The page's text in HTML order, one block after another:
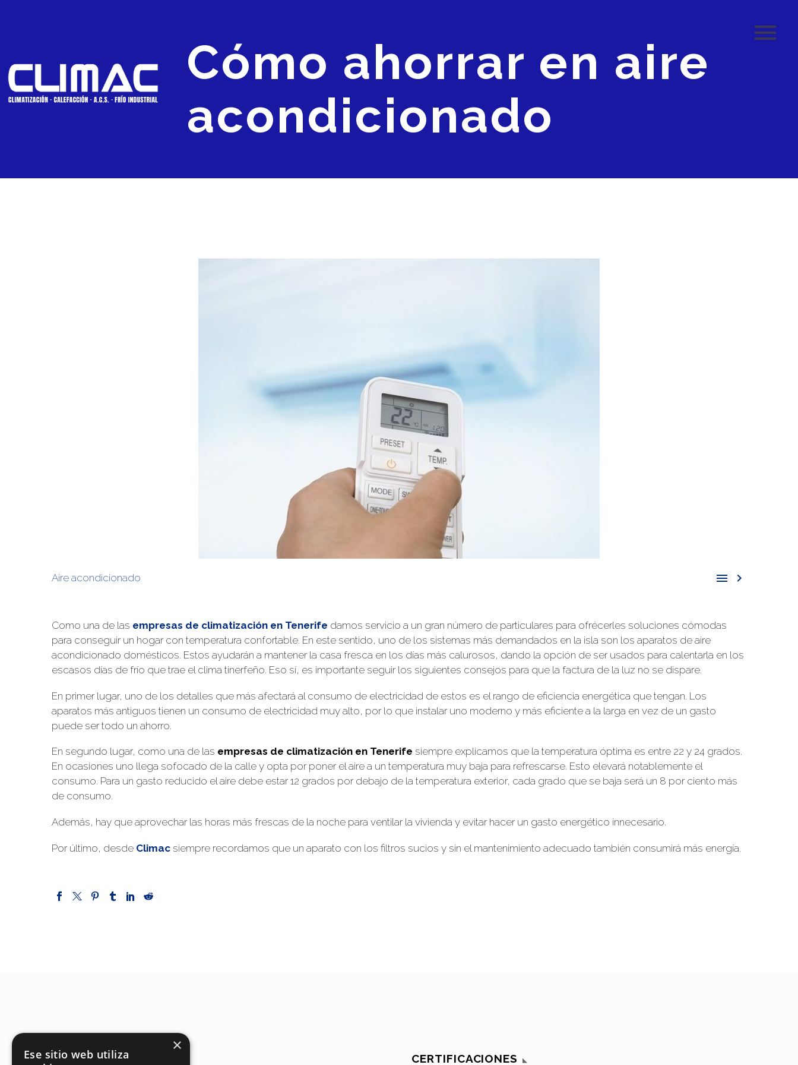
Cómo ahorrar en aire
acondicionado
 
Aire acondicionado
Como una de las empresas de climatización en Tenerife damos servicio a un gran número de particulares para ofrécerles soluciones cómodas
para conseguir un hogar con temperatura confortable. En este sentido, uno de los sistemas más demandados en la isla son los aparatos de aire
acondicionado domésticos. Estos ayudarán a mantener la casa fresca en los días más calurosos, dando la opción de ser usados para calentarla en los
escasos días de frío que trae el clima tinerfeño. Eso sí, es importante seguir los siguientes consejos para que la factura de la luz no se dispare.
En primer lugar, uno de los detalles que más afectará al consumo de electricidad de estos es el rango de eficiencia energética que tengan. Los
aparatos más antiguos tienen un consumo de electricidad muy alto, por lo que instalar uno moderno y más eficiente a la larga en vez de un gasto
puede ser todo un ahorro.
En segundo lugar, como una de las empresas de climatización en Tenerife siempre explicamos que la temperatura óptima es entre 22 y 24 grados.
En ocasiones uno llega sofocado de la calle y opta por poner el aire a un temperatura muy baja para refrescarse. Esto elevará notablemente el
consumo. Para un gasto reducido el aire debe estar 12 grados por debajo de la temperatura exterior, cada grado que se baja será un 8 por ciento más
de consumo.
Además, hay que aprovechar las horas más frescas de la noche para ventilar la vivienda y evitar hacer un gasto energético innecesario.
Por último, desde Climac siempre recordamos que un aparato con los filtros sucios y sin el mantenimiento adecuado también consumirá más energía.
SOBRE NOSOTROS CERTIFICACIONES
×
Ese sitio web utiliza